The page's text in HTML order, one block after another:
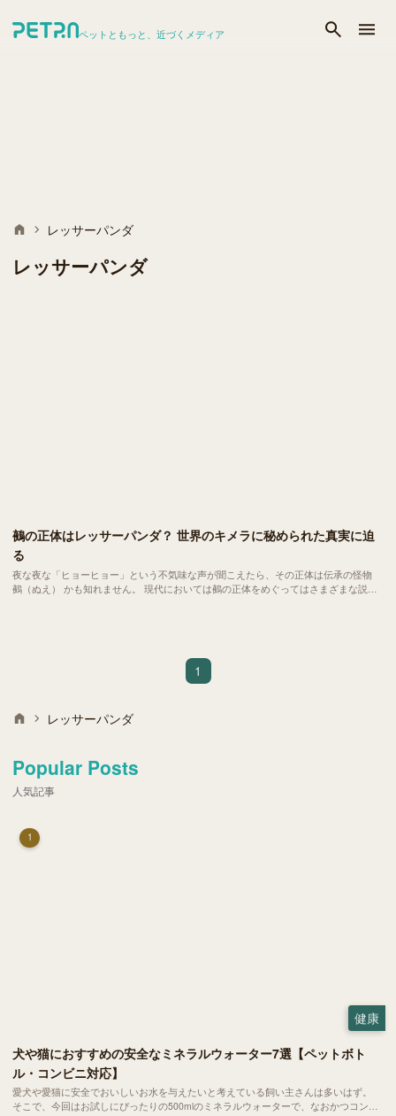
ペットともっと、近づくメディア
レッサーパンダ
レッサーパンダ
鵺の正体はレッサーパンダ？ 世界のキメラに秘められた真実に迫
る
夜な夜な「ヒョーヒョー」という不気味な声が聞こえたら、その正体は伝承の怪物
鵺（ぬえ） かも知れません。 現代においては鵺の正体をめぐってはさまざまな説が
1
レッサーパンダ
Popular Posts
人気記事
1
健康
犬や猫におすすめの安全なミネラルウォーター7選【ペットボト
ル・コンビニ対応】
愛犬や愛猫に安全でおいしいお水を与えたいと考えている飼い主さんは多いはず。
そこで、今回はお試しにぴったりの500mlのミネラルウォーターで、なおかつコンビ